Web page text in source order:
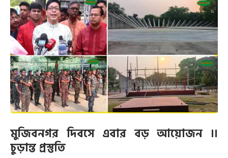
মুজিবনগর দিবসে এবার বড় আয়োজন ।।
চুড়ান্ত প্রস্তুতি